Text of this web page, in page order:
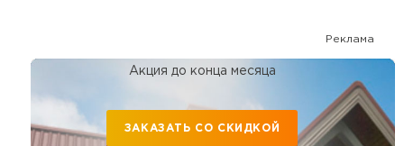
Реклама
Акция до конца месяца
ЗАКАЗАТЬ СО СКИДКОЙ